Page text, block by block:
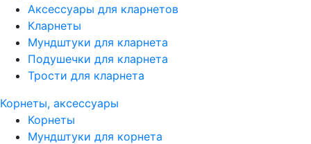
Аксессуары для кларнетов
Кларнеты
Мундштуки для кларнета
Подушечки для кларнета
Трости для кларнета
Корнеты, аксессуары
Корнеты
Мундштуки для корнета